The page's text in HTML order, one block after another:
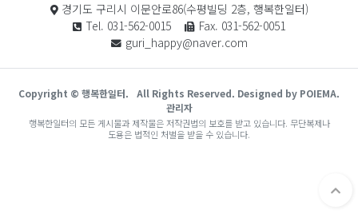
경기도 구리시 이문안로86(수평빌딩 2층, 행복한일터)
Tel. 031-562-0015
Fax. 031-562-0051
guri_happy@naver.com
Copyright © 행복한일터.
All Rights Reserved. Designed by POIEMA.
관리자
행복한일터의 모든 게시물과 제작물은 저작권법의 보호를 받고 있습니다. 무단복제나
도용은 법적인 처벌을 받을 수 있습니다.